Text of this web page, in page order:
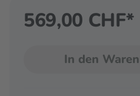
569,00 CHF*
In den